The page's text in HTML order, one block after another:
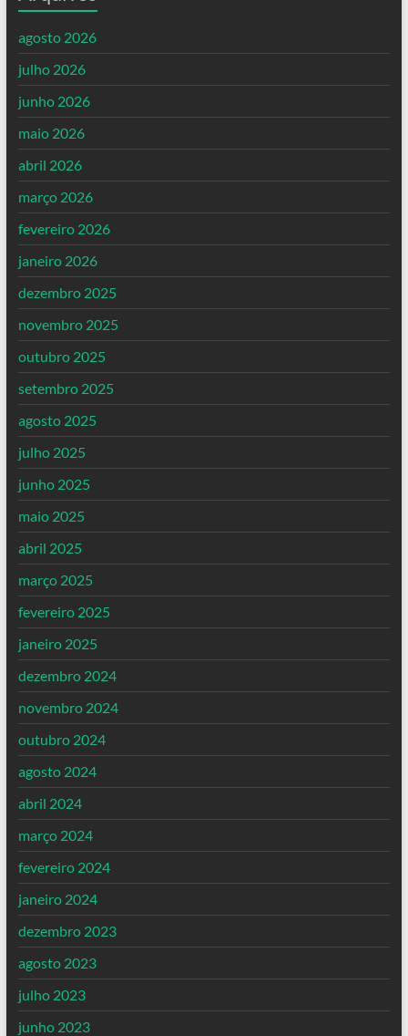
agosto 2026
julho 2026
junho 2026
maio 2026
abril 2026
março 2026
fevereiro 2026
janeiro 2026
dezembro 2025
novembro 2025
outubro 2025
setembro 2025
agosto 2025
julho 2025
junho 2025
maio 2025
abril 2025
março 2025
fevereiro 2025
janeiro 2025
dezembro 2024
novembro 2024
outubro 2024
agosto 2024
abril 2024
março 2024
fevereiro 2024
janeiro 2024
dezembro 2023
agosto 2023
julho 2023
junho 2023